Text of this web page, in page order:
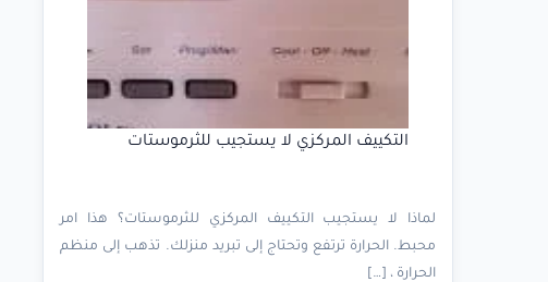
التكييف المركزي لا يستجيب للثرموستات
لماذا لا يستجيب التكييف المركزي للثرموستات؟ هذا امر
محبط. الحرارة ترتفع وتحتاج إلى تبريد منزلك. تذهب إلى منظم
الحرارة ، […]